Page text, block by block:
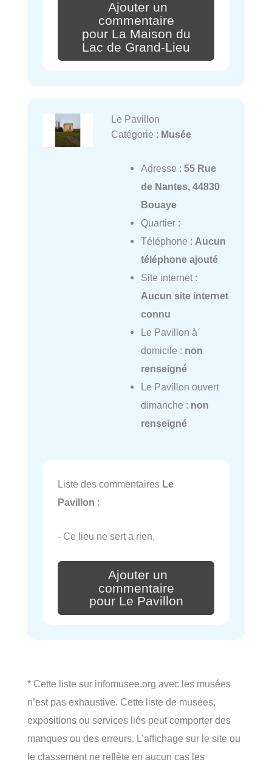
Ajouter un
commentaire
pour La Maison du
Lac de Grand-Lieu
Le Pavillon
Catégorie : Musée
Adresse : 55 Rue
de Nantes, 44830
Bouaye
Quartier :
Téléphone : Aucun
téléphone ajouté
Site internet :
Aucun site internet
connu
Le Pavillon à
domicile : non
renseigné
Le Pavillon ouvert
dimanche : non
renseigné
Liste des commentaires Le
Pavillon :
- Ce lieu ne sert a rien.
Ajouter un
commentaire
pour Le Pavillon
* Cette liste sur infomusee.org avec les musées
n’est pas exhaustive. Cette liste de musées,
expositions ou services liés peut comporter des
manques ou des erreurs. L’affichage sur le site ou
le classement ne reflète en aucun cas les